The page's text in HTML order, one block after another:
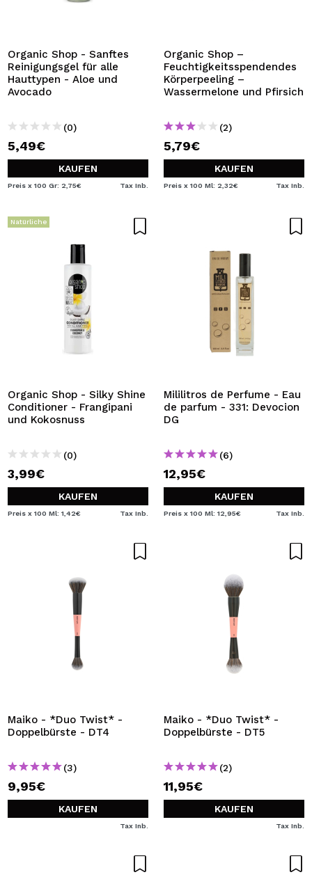
Organic Shop - Sanftes
Reinigungsgel für alle
Hauttypen - Aloe und
Avocado
(0)
5,49€
KAUFEN
Preis x 100 Gr: 2,75€ Tax Inb.
Organic Shop –
Feuchtigkeitsspendendes
Körperpeeling –
Wassermelone und Pfirsich
(2)
5,79€
KAUFEN
Preis x 100 Ml: 2,32€ Tax Inb.
Natürliche
Organic Shop - Silky Shine
Conditioner - Frangipani
und Kokosnuss
(0)
3,99€
KAUFEN
Preis x 100 Ml: 1,42€ Tax Inb.
Mililitros de Perfume - Eau
de parfum - 331: Devocion
DG
(6)
12,95€
KAUFEN
Preis x 100 Ml: 12,95€ Tax Inb.
Maiko - *Duo Twist* -
Doppelbürste - DT4
(3)
9,95€
KAUFEN
Tax Inb.
Maiko - *Duo Twist* -
Doppelbürste - DT5
(2)
11,95€
KAUFEN
Tax Inb.